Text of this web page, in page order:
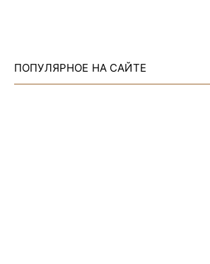
ПОПУЛЯРНОЕ НА САЙТЕ